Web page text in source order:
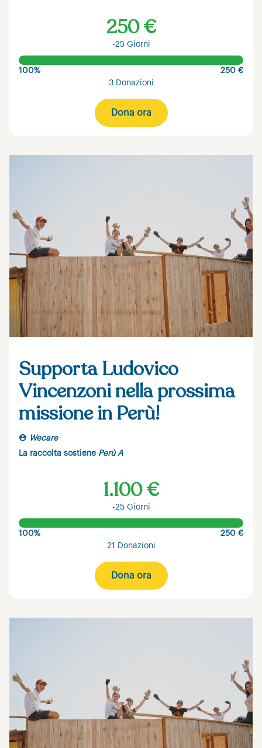
250 €
-25 Giorni
100%
250 €
3 Donazioni
Dona ora
Supporta Ludovico
Vincenzoni nella prossima
missione in Perù!
Wecare
La raccolta sostiene Perù A
1.100 €
-25 Giorni
100%
250 €
21 Donazioni
Dona ora